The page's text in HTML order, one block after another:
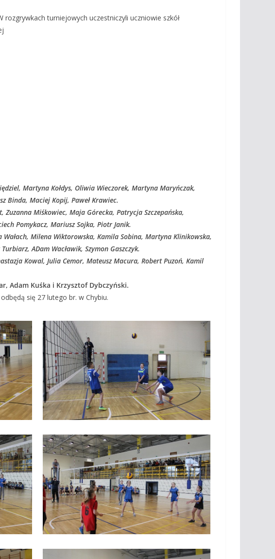
turniejowych uczestniczyli uczniowie szkół
Martyna Kołdys, Oliwia Wieczorek, Martyna Maryńczak,
Binda, Maciej Kopij, Paweł Krawiec.
Miśkowiec, Maja Górecka, Patrycja Szczepańska,
Pomykacz, Mariusz Sojka, Piotr Janik.
Milena Wiktorowska, Kamila Sobina, Martyna Klinikowska,
ADam Wacławik, Szymon Gaszczyk.
Kowal, Julia Cemor, Mateusz Macura, Robert Puzoń, Kamil
Adam Kuśka i Krzysztof Dybczyński.
się 27 lutego br. w Chybiu.